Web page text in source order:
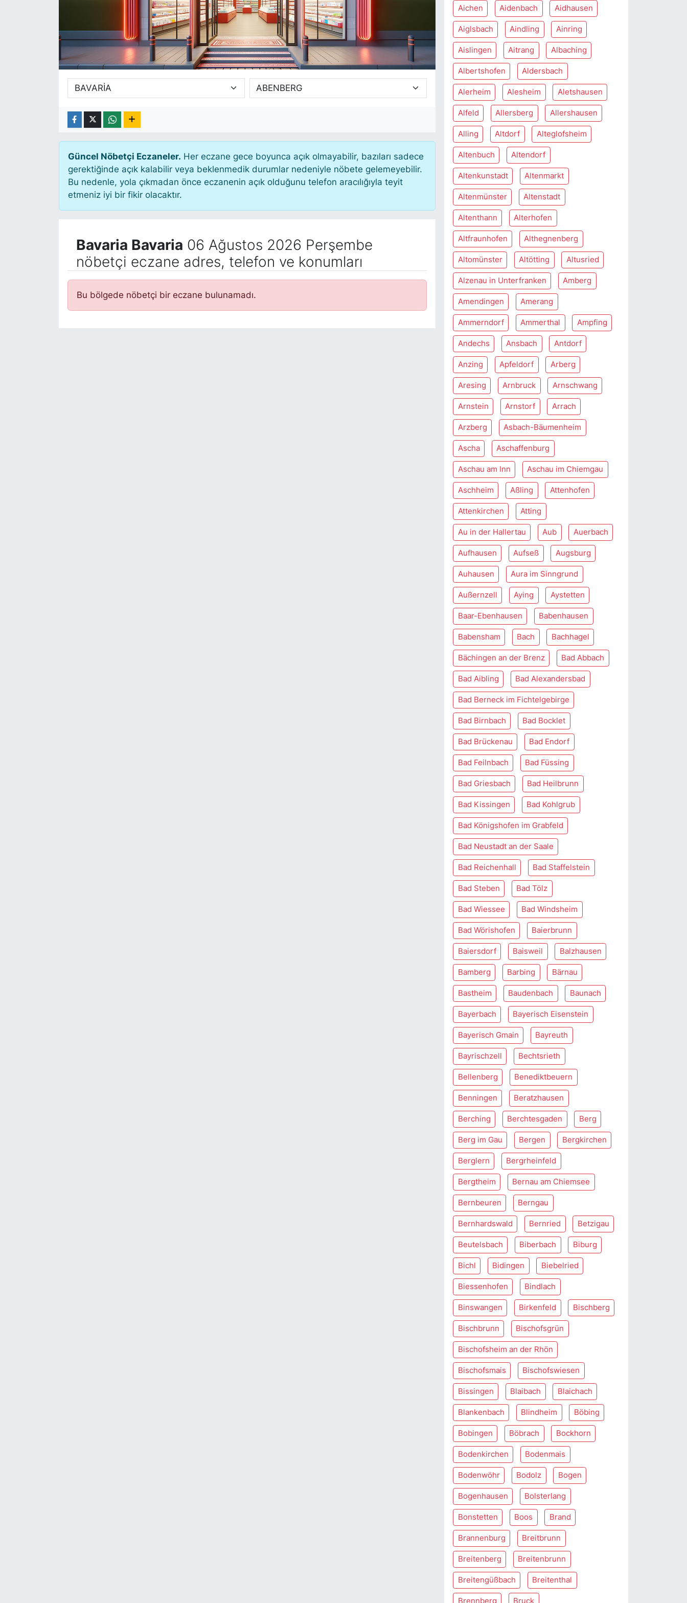
Güncel Nöbetçi Eczaneler. Her eczane gece boyunca açık olmayabilir, bazıları sadece
gerektiğinde açık kalabilir veya beklenmedik durumlar nedeniyle nöbete gelemeyebilir.
Bu nedenle, yola çıkmadan önce eczanenin açık olduğunu telefon aracılığıyla teyit
etmeniz iyi bir fikir olacaktır.
Bavaria Bavaria 06 Ağustos 2026 Perşembe
nöbetçi eczane adres, telefon ve konumları
Bu bölgede nöbetçi bir eczane bulunamadı.
Aichen Aidenbach Aidhausen
Aiglsbach Aindling Ainring
Aislingen Aitrang Albaching
Albertshofen Aldersbach
Alerheim Alesheim Aletshausen
Alfeld Allersberg Allershausen
Alling Altdorf Alteglofsheim
Altenbuch Altendorf
Altenkunstadt Altenmarkt
Altenmünster Altenstadt
Altenthann Alterhofen
Altfraunhofen Althegnenberg
Altomünster Altötting Altusried
Alzenau in Unterfranken Amberg
Amendingen Amerang
Ammerndorf Ammerthal Ampfing
Andechs Ansbach Antdorf
Anzing Apfeldorf Arberg
Aresing Arnbruck Arnschwang
Arnstein Arnstorf Arrach
Arzberg Asbach-Bäumenheim
Ascha Aschaffenburg
Aschau am Inn Aschau im Chiemgau
Aschheim Aßling Attenhofen
Attenkirchen Atting
Au in der Hallertau Aub Auerbach
Aufhausen Aufseß Augsburg
Auhausen Aura im Sinngrund
Außernzell Aying Aystetten
Baar-Ebenhausen Babenhausen
Babensham Bach Bachhagel
Bächingen an der Brenz Bad Abbach
Bad Aibling Bad Alexandersbad
Bad Berneck im Fichtelgebirge
Bad Birnbach Bad Bocklet
Bad Brückenau Bad Endorf
Bad Feilnbach Bad Füssing
Bad Griesbach Bad Heilbrunn
Bad Kissingen Bad Kohlgrub
Bad Königshofen im Grabfeld
Bad Neustadt an der Saale
Bad Reichenhall Bad Staffelstein
Bad Steben Bad Tölz
Bad Wiessee Bad Windsheim
Bad Wörishofen Baierbrunn
Baiersdorf Baisweil Balzhausen
Bamberg Barbing Bärnau
Bastheim Baudenbach Baunach
Bayerbach Bayerisch Eisenstein
Bayerisch Gmain Bayreuth
Bayrischzell Bechtsrieth
Bellenberg Benediktbeuern
Benningen Beratzhausen
Berching Berchtesgaden Berg
Berg im Gau Bergen Bergkirchen
Berglern Bergrheinfeld
Bergtheim Bernau am Chiemsee
Bernbeuren Berngau
Bernhardswald Bernried Betzigau
Beutelsbach Biberbach Biburg
Bichl Bidingen Biebelried
Biessenhofen Bindlach
Binswangen Birkenfeld Bischberg
Bischbrunn Bischofsgrün
Bischofsheim an der Rhön
Bischofsmais Bischofswiesen
Bissingen Blaibach Blaichach
Blankenbach Blindheim Böbing
Bobingen Böbrach Bockhorn
Bodenkirchen Bodenmais
Bodenwöhr Bodolz Bogen
Bogenhausen Bolsterlang
Bonstetten Boos Brand
Brannenburg Breitbrunn
Breitenberg Breitenbrunn
Breitengüßbach Breitenthal
Brennberg Bruck
SAĞLIK